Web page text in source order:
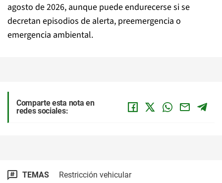
agosto de 2026, aunque puede endurecerse si se
decretan episodios de alerta, preemergencia o
emergencia ambiental.
Comparte esta nota en
redes sociales:
TEMAS
Restricción vehicular